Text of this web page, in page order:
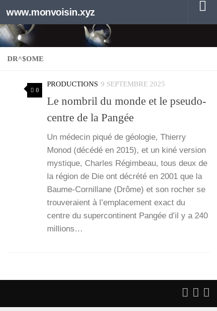
Au dessous du contenu
www.monvoisin.xyz
DR^$OME
0
PRODUCTIONS 9 SEPTEMBRE 2025
Le nombril du monde et le pseudo-
centre de la Pangée
Un méde­cin piqué de géo­lo­gie, Thier­ry
Monod (décé­dé en 2015), et un kiné ver­sion
mys­tique, Charles Régim­beau, tous deux de
la région de Die ont décré­té en 2001 que la
Baume-Cor­­nillane (Drôme) et son rocher se
trou­ve­raient à l’emplacement exact du
centre du super­con­ti­nent Pan­gée d’il y a 240
mil­lions…